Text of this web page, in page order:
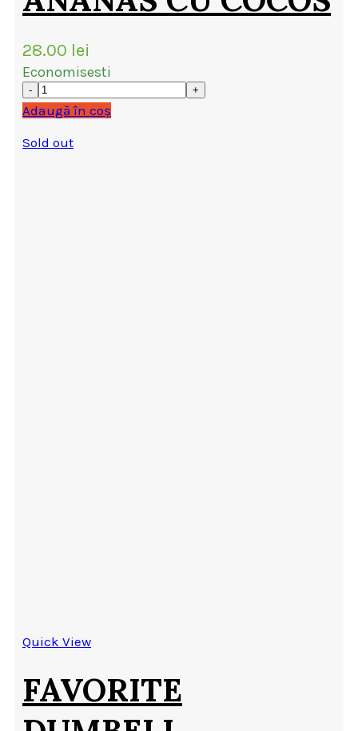
28.00 lei
Economisesti
Adaugă în coș
Sold out
Quick View
FAVORITE